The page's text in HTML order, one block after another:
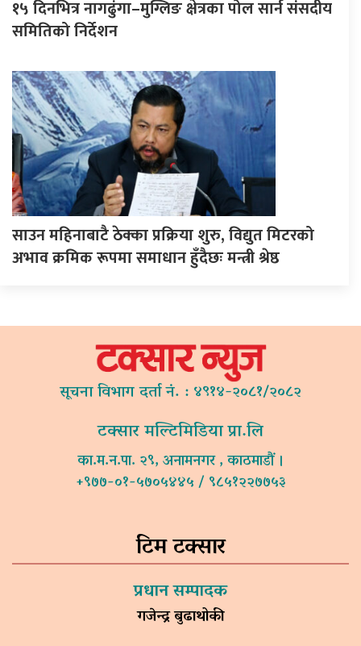
१५ दिनभित्र नागढुंगा–मुग्लिङ क्षेत्रका पोल सार्न संसदीय
समितिको निर्देशन
साउन महिनाबाटै ठेक्का प्रक्रिया शुरु, विद्युत मिटरको
अभाव क्रमिक रूपमा समाधान हुँदैछः मन्त्री श्रेष्ठ
सूचना विभाग दर्ता नं. : ४९१४-२०८१/२०८२
टक्सार मल्टिमिडिया प्रा.लि
का.म.न.पा. २९, अनामनगर , काठमाडौं ।
+९७७-०१-५७०५४४५ / ९८५१२२७७५३
टिम टक्सार
प्रधान सम्पादक
गजेन्द्र बुढाथोकी